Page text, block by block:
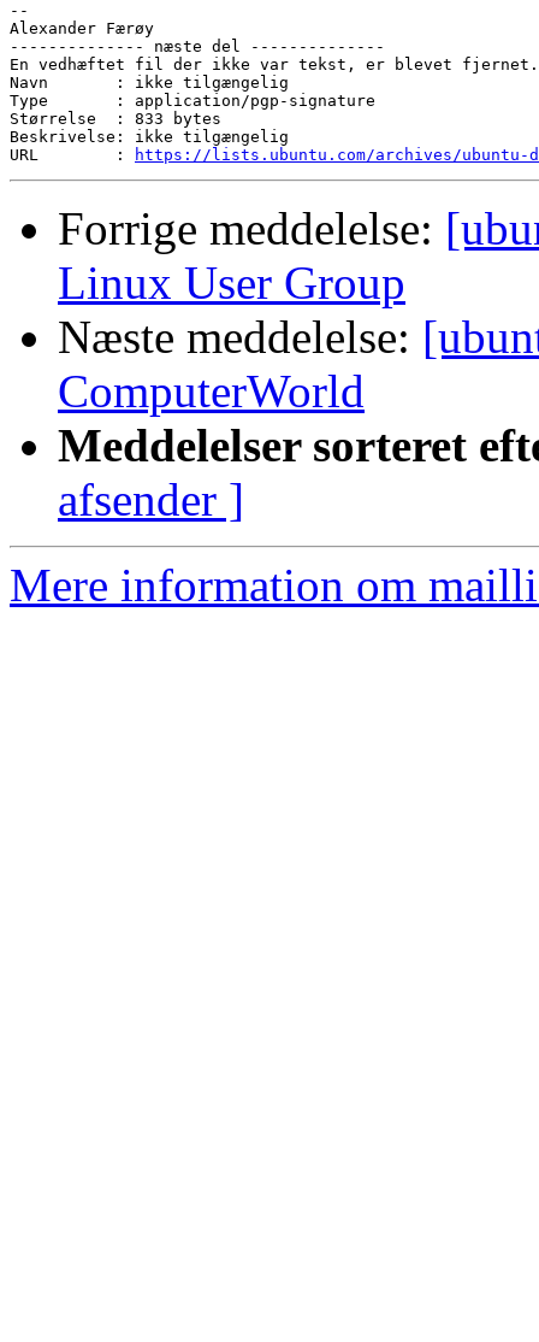
--
Alexander Færøy
-------------- næste del --------------
En vedhæftet fil der ikke var tekst, er blevet
Navn       : ikke tilgængelig
Type       : application/pgp-signature
Størrelse  : 833 bytes
Beskrivelse: ikke tilgængelig
URL        :
https://lists.ubuntu.com/archives/ubuntu-
Forrige meddelelse:
Linux User Group
Næste meddelelse:
ComputerWorld
Meddelelser sorteret
afsender ]
Mere information om